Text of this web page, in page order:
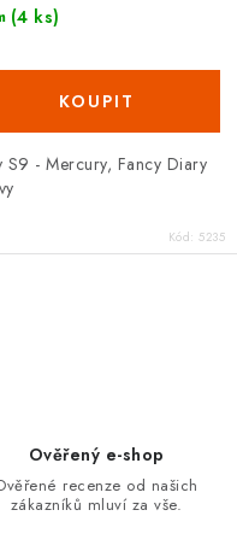
(4 ks)
- Mercury, Fancy Diary
Kód: 5235
Ověřený e-shop
recenze od našich
zákazníků mluví za vše.